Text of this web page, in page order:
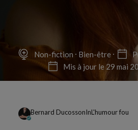
Non-fiction Bien-être
Mis à jour le 29 mai
Bernard DucossonInL'humour fou